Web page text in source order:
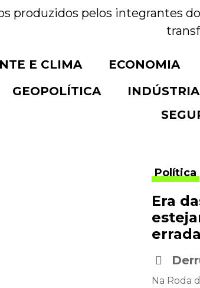
produzidos pelos integrantes
E CLIMA ECONOMIA
GEOPOLÍTICA
Política
Era
Na Roda